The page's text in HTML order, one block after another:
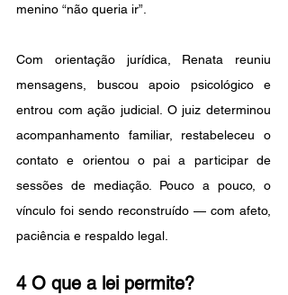
menino “não queria ir”.
Com orientação jurídica, Renata reuniu
mensagens, buscou apoio psicológico e
entrou com ação judicial. O juiz determinou
acompanhamento familiar, restabeleceu o
contato e orientou o pai a participar de
sessões de mediação. Pouco a pouco, o
vínculo foi sendo reconstruído — com afeto,
paciência e respaldo legal.
4 O que a lei permite?